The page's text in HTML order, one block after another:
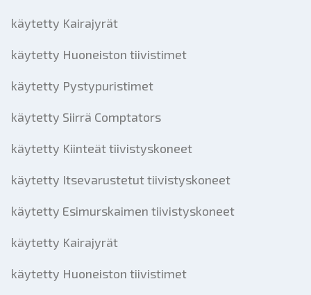
käytetty Kairajyrät
käytetty Huoneiston tiivistimet
käytetty Pystypuristimet
käytetty Siirrä Comptators
käytetty Kiinteät tiivistyskoneet
käytetty Itsevarustetut tiivistyskoneet
käytetty Esimurskaimen tiivistyskoneet
käytetty Kairajyrät
käytetty Huoneiston tiivistimet